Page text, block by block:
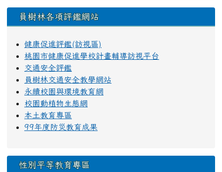
員樹林各項評鑑網站
健康促進評鑑(訪視區)
桃園市健康促進學校計畫輔導訪視平台
交通安全評鑑
員樹林交通安全教學網站
永續校園與環境教育網
校園動植物生態網
本土教育專區
99年度防災教育成果
性別平等教育專區